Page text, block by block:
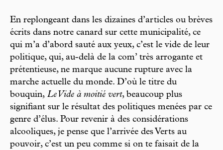
En replongeant dans les dizaines d’articles ou brèves
écrits dans notre canard sur cette municipalité, ce
qui m’a d’abord sauté aux yeux, c’est le vide de leur
politique, qui, au-delà de la com’ très arrogante et
prétentieuse, ne marque aucune rupture avec la
marche actuelle du monde. D’où le titre du
bouquin, Le Vide à moitié vert, beaucoup plus
signifiant sur le résultat des politiques menées par ce
genre d’élus. Pour revenir à des considérations
alcooliques, je pense que l’arrivée des Verts au
pouvoir, c’est un peu comme si on te faisait de la